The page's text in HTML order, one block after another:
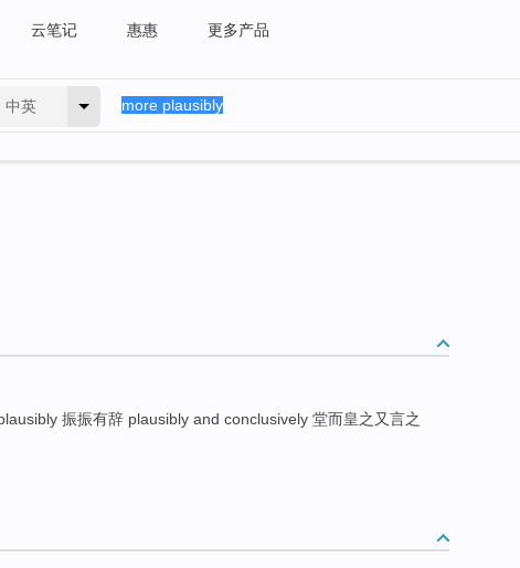
云笔记 惠惠 更多产品
中英
振振有辞 plausibly and conclusively 堂而皇之又言之